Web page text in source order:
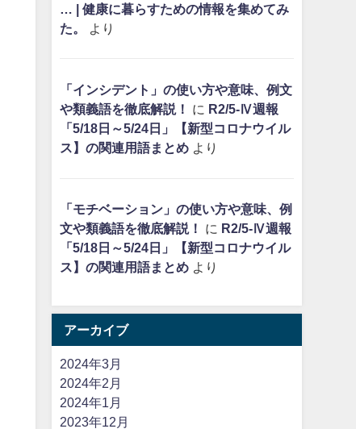
… | 健康に暮らすための情報を集めてみ
た。
より
「インシデント」の使い方や意味、例文
や類義語を徹底解説！
に R2/5-Ⅳ週報
「5/18日～5/24日」【新型コロナウイル
ス】の関連用語まとめより
「モチベーション」の使い方や意味、例
文や類義語を徹底解説！
に R2/5-Ⅳ週報
「5/18日～5/24日」【新型コロナウイル
ス】の関連用語まとめより
アーカイブ
2024年3月
2024年2月
2024年1月
2023年12月